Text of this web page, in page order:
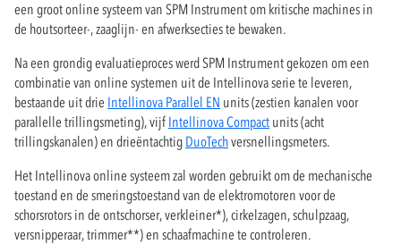
een groot online systeem van SPM Instrument om kritische machines in
de houtsorteer-, zaaglijn- en afwerksecties te bewaken.
Na een grondig evaluatieproces werd SPM Instrument gekozen om een
combinatie van online systemen uit de Intellinova serie te leveren,
bestaande uit drie Intellinova Parallel EN units (zestien kanalen voor
parallelle trillingsmeting), vijf Intellinova Compact units (acht
trillingskanalen) en drieëntachtig DuoTechversnellingsmeters.
Het Intellinova online systeem zal worden gebruikt om de mechanische
toestand en de smeringstoestand van de elektromotoren voor de
schorsrotors in de ontschorser, verkleiner*), cirkelzagen, schulpzaag,
versnipperaar, trimmer**) en schaafmachine te controleren.